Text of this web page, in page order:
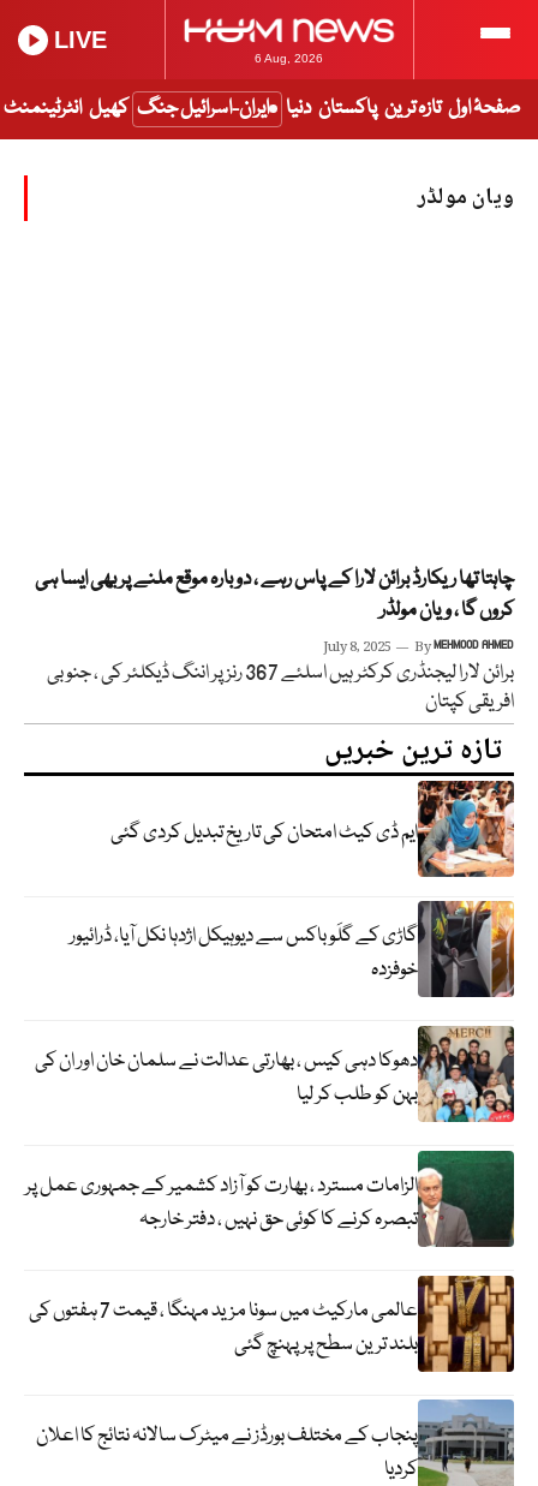
6 Aug, 2026
LIVE
صفحۂ اول تازہ ترین پاکستان دنیا ایران-اسرائیل جنگ کھیل انٹرٹینمنٹ
ویان مولڈر
چاہتا تھا ریکارڈ برائن لارا کے پاس رہے ، دوبارہ موقع ملنے پر بھی ایسا ہی
کروں گا ، ویان مولڈر
July 8, 2025 ByMEHMOOD AHMED
برائن لارا لیجنڈری کرکٹر ہیں اسلئے 367 رنز پر اننگ ڈیکلئر کی ، جنوبی
افریقی کپتان
تازہ ترین خبریں
ایم ڈی کیٹ امتحان کی تاریخ تبدیل کردی گئی
گاڑی کے گلَو باکس سے دیوہیکل اژدہا نکل آیا، ڈرائیور
خوفزدہ
دھوکا دہی کیس ، بھارتی عدالت نے سلمان خان اور ان کی
بہن کو طلب کر لیا
الزامات مسترد ، بھارت کو آزاد کشمیر کے جمہوری عمل پر
تبصرہ کرنے کا کوئی حق نہیں ، دفتر خارجہ
عالمی مارکیٹ میں سونا مزید مہنگا ، قیمت 7 ہفتوں کی
بلند ترین سطح پر پہنچ گئی
پنجاب کے مختلف بورڈز نے میٹرک سالانہ نتائج کا اعلان
کردیا